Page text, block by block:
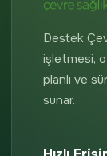
Destek
işletmesi,
planlı ve
sunar.